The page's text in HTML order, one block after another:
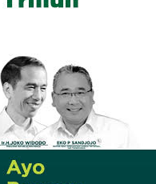
Menuju Sapta Abdi